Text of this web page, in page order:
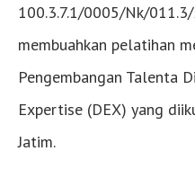
100.3.7.1/0005/Nk/
membuahkan pelatihan
Pengembangan Talenta
Expertise (DEX) yang
Jatim.